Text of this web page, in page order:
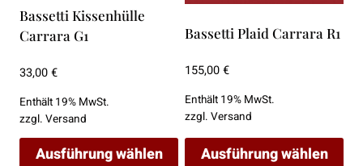
Produktseite
gewählt
gewählt
werden
Bassetti Kissenhülle
Carrara G1
33,00€
Enthält 19% MwSt.
zzgl. Versand
Ausführung wählen
Bassetti Plaid Carrara R1
155,00€
Enthält 19% MwSt.
zzgl. Versand
Ausführung wählen